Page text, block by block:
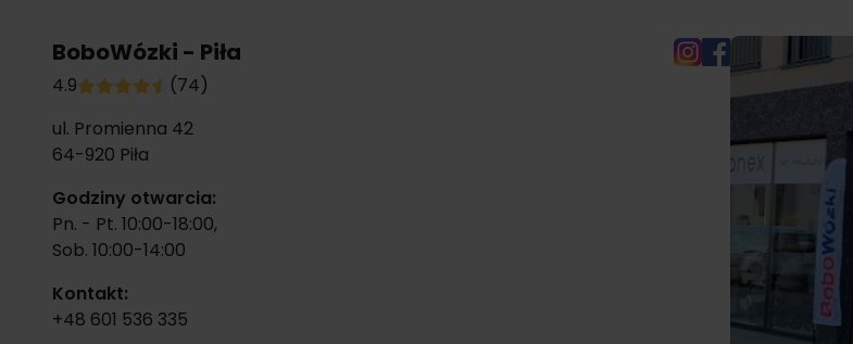
BoboWózki - Piła
4.9
(74)
ul. Promienna 42
64-920 Piła
Godziny otwarcia:
Pn. - Pt. 10:00-18:00,
Sob. 10:00-14:00
Kontakt:
+48 601 536 335